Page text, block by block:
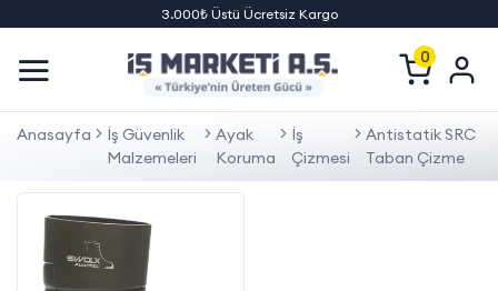
3.000₺ Üstü Ücretsiz Kargo
0
Anasayfa
İş Güvenlik
Malzemeleri
Ayak
Koruma
İş
Çizmesi
Antistatik SRC
Taban Çizme